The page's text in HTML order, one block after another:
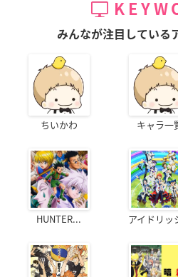
みんなが注目している
ちいかわ キャラ一
HUNTER... アイドリッ